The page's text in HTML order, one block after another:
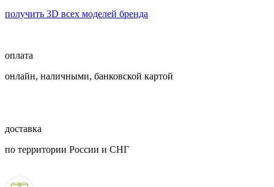
получить 3D всех моделей бренда
оплата
онлайн, наличными, банковской картой
доставка
по территории России и СНГ